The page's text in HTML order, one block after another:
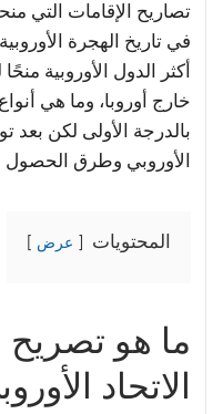
تصاريح الإقامات التي
في تاريخ الهجرة
أكثر الدول الأوروبية
خارج أوروبا، وما هي
بالدرجة الأولى لكن بعد
الأوروبي وطرق الحصول
المحتويات عرض
ما هو تصريح
الاتحاد